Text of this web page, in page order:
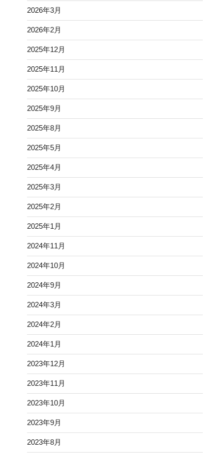
2026年3月
2026年2月
2025年12月
2025年11月
2025年10月
2025年9月
2025年8月
2025年5月
2025年4月
2025年3月
2025年2月
2025年1月
2024年11月
2024年10月
2024年9月
2024年3月
2024年2月
2024年1月
2023年12月
2023年11月
2023年10月
2023年9月
2023年8月